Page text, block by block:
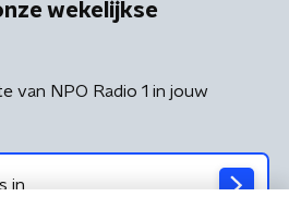
wekelijkse
van NPO Radio 1 in jouw